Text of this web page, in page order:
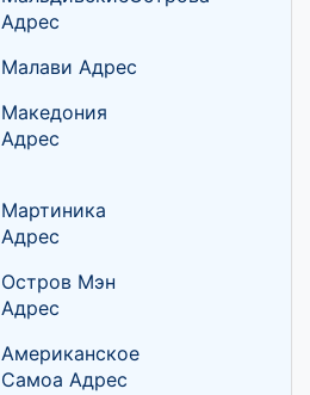
Адрес
Малави Адрес
Македония
Адрес
Мартиника
Адрес
Остров Мэн
Адрес
Американское
Самоа Адрес